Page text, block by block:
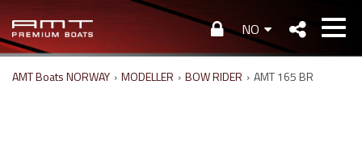
NO
AMT Boats NORWAY › MODELLER › BOW RIDER › AMT 165 BR